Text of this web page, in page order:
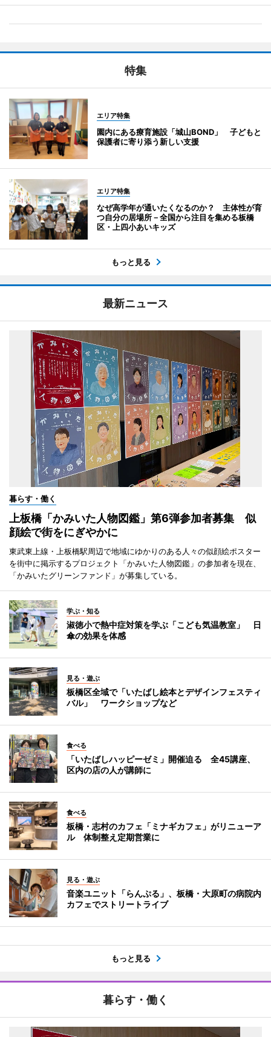
特集
エリア特集
園内にある療育施設「城山BOND」 子どもと
保護者に寄り添う新しい支援
エリア特集
なぜ高学年が通いたくなるのか？ 主体性が育
つ自分の居場所－全国から注目を集める板橋
区・上四小あいキッズ
もっと見る
最新ニュース
暮らす・働く
上板橋「かみいた人物図鑑」第6弾参加者募集 似
顔絵で街をにぎやかに
東武東上線・上板橋駅周辺で地域にゆかりのある人々の似顔絵ポスター
を街中に掲示するプロジェクト「かみいた人物図鑑」の参加者を現在、
「かみいたグリーンファンド」が募集している。
学ぶ・知る
淑徳小で熱中症対策を学ぶ「こども気温教室」 日
傘の効果を体感
見る・遊ぶ
板橋区全域で「いたばし絵本とデザインフェスティ
バル」 ワークショップなど
食べる
「いたばしハッピーゼミ」開催迫る 全45講座、
区内の店の人が講師に
食べる
板橋・志村のカフェ「ミナギカフェ」がリニューア
ル 体制整え定期営業に
見る・遊ぶ
音楽ユニット「らんぷる」、板橋・大原町の病院内
カフェでストリートライブ
もっと見る
暮らす・働く